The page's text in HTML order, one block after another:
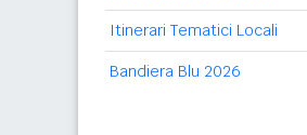
Itinerari Tematici Locali
Bandiera Blu 2026